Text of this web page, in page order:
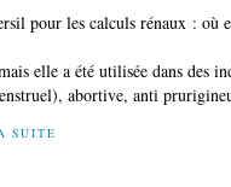
elle a été utilisée dans des
abortive, anti
SUITE